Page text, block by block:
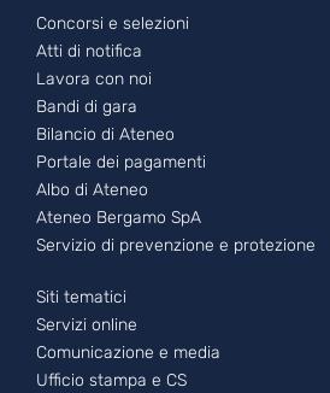
Footer - 2
Concorsi e selezioni
Atti di notifica
Lavora con noi
Bandi di gara
Bilancio di Ateneo
Portale dei pagamenti
Albo di Ateneo
Ateneo Bergamo SpA
Servizio di prevenzione e protezione
Footer - 3
Siti tematici
Servizi online
Comunicazione e media
Ufficio stampa e CS